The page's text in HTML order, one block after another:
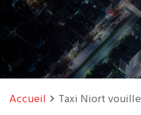
Accueil Taxi Niort vouille